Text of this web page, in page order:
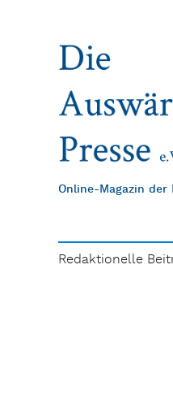
Online-Magazin
Redaktionelle